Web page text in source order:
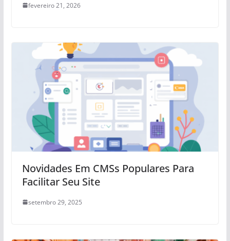
fevereiro 21, 2026
Novidades Em CMSs Populares Para
Facilitar Seu Site
setembro 29, 2025